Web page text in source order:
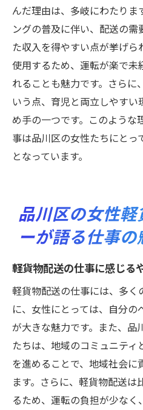
んだ理由は、多岐にわたりま
ングの普及に伴い、配送の需
た収入を得やすい点が挙げら
使用するため、運転が楽で未
れることも魅力です。さらに
いう点、育児と両立しやす
め手の一つです。このよう
事は品川区の女性たちにと
となっています。
品川区の女性
ーが語る仕事
軽貨物配送の仕事に感じる
軽貨物配送の仕事には、多
に、女性にとっては、自分の
が大きな魅力です。また、品
たちは、地域のコミュニテ
を進めることで、地域社会
ます。さらに、軽貨物配送
るため、運転の負担が少な